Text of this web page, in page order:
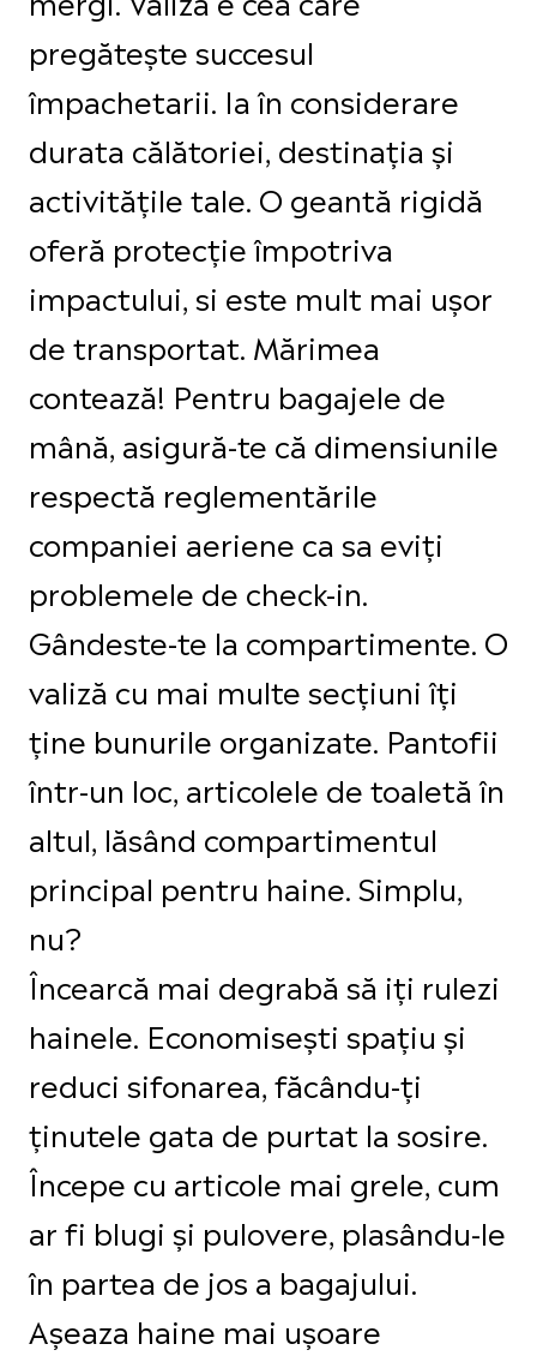
pregătește succesul
împachetarii. Ia în considerare
durata călătoriei, destinația și
activitățile tale. O geantă rigidă
oferă protecție împotriva
impactului, si este mult mai ușor
de transportat. Mărimea
contează! Pentru bagajele de
mână, asigură-te că dimensiunile
respectă reglementările
companiei aeriene ca sa eviți
problemele de check-in.
Gândeste-te la compartimente. O
valiză cu mai multe secțiuni îți
ține bunurile organizate. Pantofii
într-un loc, articolele de toaletă în
altul, lăsând compartimentul
principal pentru haine. Simplu,
nu?
Încearcă mai degrabă să iți rulezi
hainele. Economisești spațiu și
reduci sifonarea, făcându-ți
ținutele gata de purtat la sosire.
Începe cu articole mai grele, cum
ar fi blugi și pulovere, plasându-le
în partea de jos a bagajului.
Așeaza haine mai ușoare